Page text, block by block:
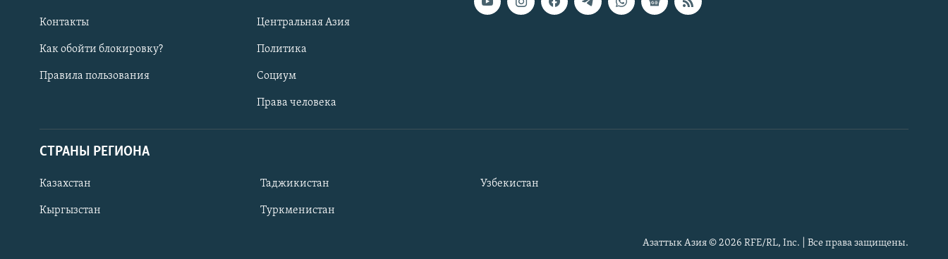
Контакты
Как обойти блокировку?
Правила пользования
Центральная Азия
Политика
Социум
Права человека
СТРАНЫ РЕГИОНА
Казахстан
Кыргызстан
Таджикистан
Туркменистан
Узбекистан
Азаттык Азия © 2026 RFE/RL, Inc. | Все права защищены.